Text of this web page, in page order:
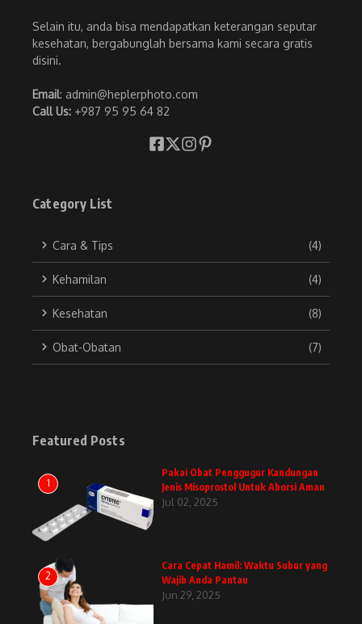
Selain itu, anda bisa mendapatkan keterangan seputar
kesehatan, bergabunglah bersama kami secara gratis
disini.
Email: admin@heplerphoto.com
Call Us: +987 95 95 64 82
Category List
Cara & Tips (4)
Kehamilan (4)
Kesehatan (8)
Obat-Obatan (7)
Featured Posts
1
Pakai Obat Penggugur Kandungan
Jenis Misoprostol Untuk Aborsi Aman
Jul 02, 2025
2
Cara Cepat Hamil: Waktu Subur yang
Wajib Anda Pantau
Jun 29, 2025